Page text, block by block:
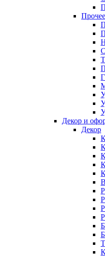
Декор и
Декор